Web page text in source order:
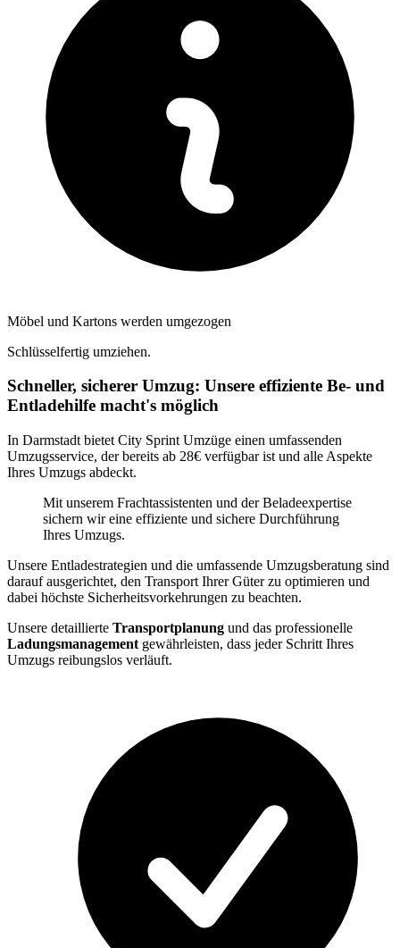
Möbel und Kartons werden umgezogen
Schlüsselfertig umziehen.
Schneller, sicherer Umzug: Unsere effiziente Be- und
Entladehilfe macht's möglich
In Darmstadt bietet City Sprint Umzüge einen umfassenden
Umzugsservice, der bereits ab 28€ verfügbar ist und alle Aspekte
Ihres Umzugs abdeckt.
Mit unserem Frachtassistenten und der Beladeexpertise
sichern wir eine effiziente und sichere Durchführung
Ihres Umzugs.
Unsere Entladestrategien und die umfassende Umzugsberatung sind
darauf ausgerichtet, den Transport Ihrer Güter zu optimieren und
dabei höchste Sicherheitsvorkehrungen zu beachten.
Unsere detaillierte Transportplanung und das professionelle
Ladungsmanagement gewährleisten, dass jeder Schritt Ihres
Umzugs reibungslos verläuft.